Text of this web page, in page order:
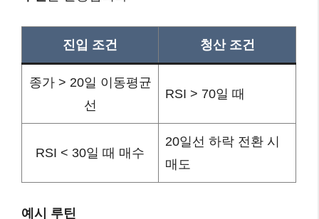
진입 조건 청산 조건
종가 > 20일 이동평균
선
RSI > 70일 때
RSI < 30일 때 매수
20일선 하락 전환 시
매도
예시 루틴